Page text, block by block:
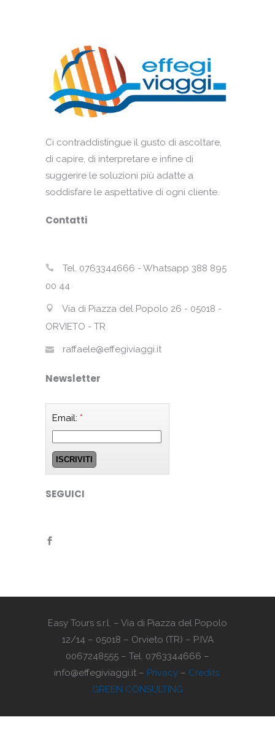
Ci contraddistingue il gusto di ascoltare,
di capire, di interpretare e infine di
suggerire le soluzioni più adatte a
soddisfare le aspettative di ogni cliente.
Contatti
Tel. 0763344666 - Whatsapp 388 895
00 44
Via di Piazza del Popolo 26 - 05018 -
ORVIETO - TR
raffaele@effegiviaggi.it
Newsletter
Email: *
SEGUICI
Easy Tours s.r.l. – Via di Piazza del Popolo
12/14 – 05018 – Orvieto (TR) – P.IVA
0067248555 – Tel. 0763344666 –
info@effegiviaggi.it – Privacy – Credits:
GREEN CONSULTING